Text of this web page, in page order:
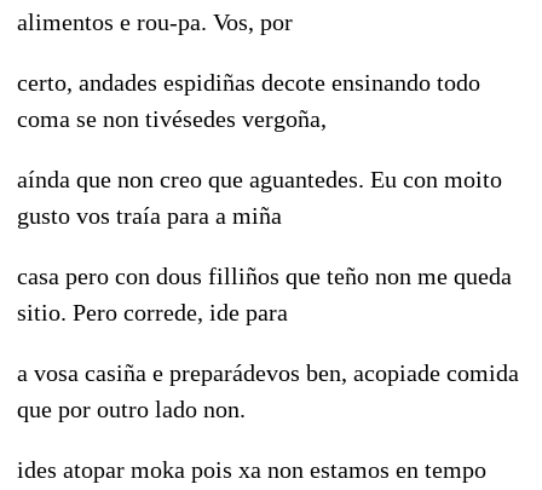
alimentos e rou-pa. Vos, por
certo, andades espidiñas decote ensinando todo
coma se non tivésedes vergoña,
aínda que non creo que aguantedes. Eu con moito
gusto vos traía para a miña
casa pero con dous filliños que teño non me queda
sitio. Pero correde, ide para
a vosa casiña e preparádevos ben, acopiade comida
que por outro lado non.
ides atopar moka pois xa non estamos en tempo